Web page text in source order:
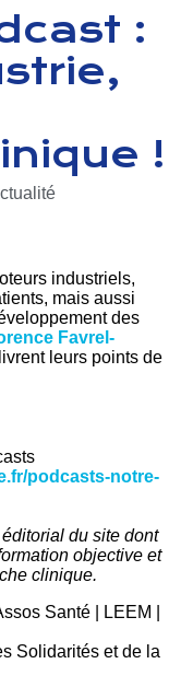
:
!
industriels,
mais aussi
des
Favrel-
leurs points de
podcasts-notre-
du site dont
objective et
clinique.
Santé | LEEM |
Solidarités et de la